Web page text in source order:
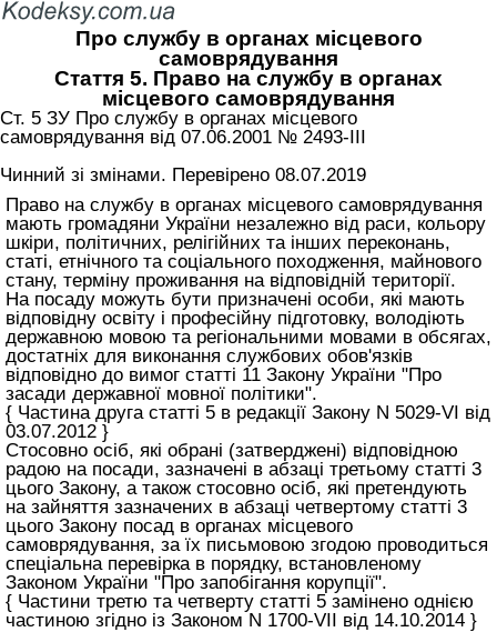
Про службу в органах місцевого
самоврядування
Стаття 5. Право на службу в органах
місцевого самоврядування
Ст. 5 ЗУ Про службу в органах місцевого
самоврядування вiд 07.06.2001 № 2493-III
Чинний зі змінами. Перевірено 08.07.2019
Право на службу в органах місцевого самоврядування
мають громадяни України незалежно від раси, кольору
шкіри, політичних, релігійних та інших переконань,
статі, етнічного та соціального походження, майнового
стану, терміну проживання на відповідній території.
На посаду можуть бути призначені особи, які мають
відповідну освіту і професійну підготовку, володіють
державною мовою та регіональними мовами в обсягах,
достатніх для виконання службових обов'язків
відповідно до вимог статті 11 Закону України "Про
засади державної мовної політики".
{ Частина друга статті 5 в редакції Закону N 5029-VI від
03.07.2012 }
Стосовно осіб, які обрані (затверджені) відповідною
радою на посади, зазначені в абзаці третьому статті 3
цього Закону, а також стосовно осіб, які претендують
на зайняття зазначених в абзаці четвертому статті 3
цього Закону посад в органах місцевого
самоврядування, за їх письмовою згодою проводиться
спеціальна перевірка в порядку, встановленому
Законом України "Про запобігання корупції".
{ Частини третю та четверту статті 5 замінено однією
частиною згідно із Законом N 1700-VII від 14.10.2014 }